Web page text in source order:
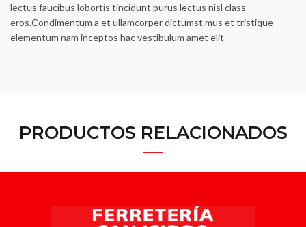
lectus faucibus lobortis tincidunt purus lectus nisl class
eros.Condimentum a et ullamcorper dictumst mus et tristique
elementum nam inceptos hac vestibulum amet elit
PRODUCTOS RELACIONADOS